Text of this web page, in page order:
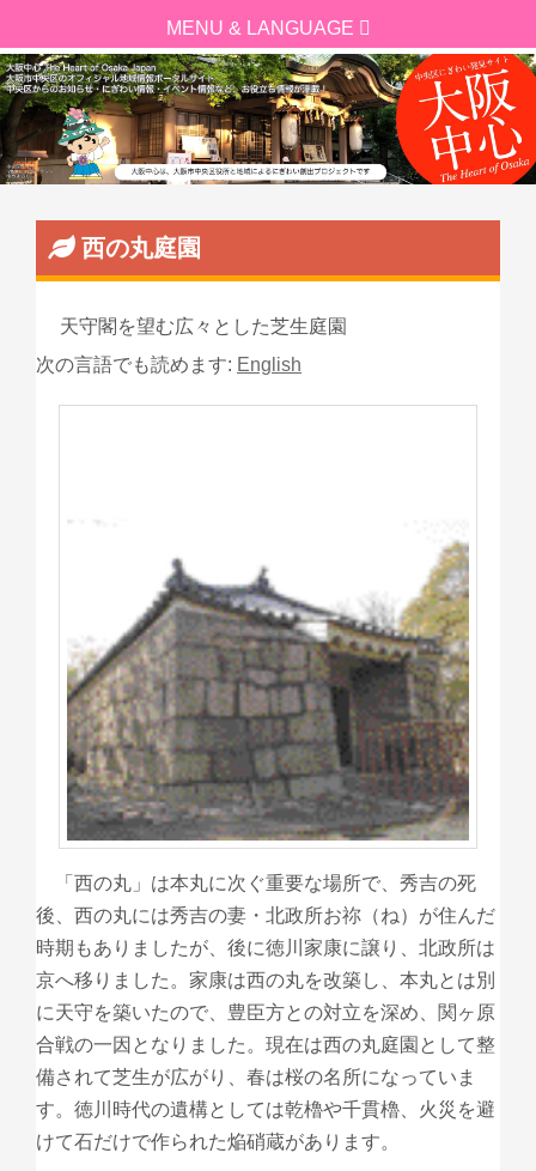
西の丸庭園
天守閣を望む広々とした芝生庭園
次の言語でも読めます: English
「西の丸」は本丸に次ぐ重要な場所で、秀吉の死
後、西の丸には秀吉の妻・北政所お祢（ね）が住んだ
時期もありましたが、後に徳川家康に譲り、北政所は
京へ移りました。家康は西の丸を改築し、本丸とは別
に天守を築いたので、豊臣方との対立を深め、関ヶ原
合戦の一因となりました。現在は西の丸庭園として整
備されて芝生が広がり、春は桜の名所になっていま
す。徳川時代の遺構としては乾櫓や千貫櫓、火災を避
けて石だけで作られた焔硝蔵があります。